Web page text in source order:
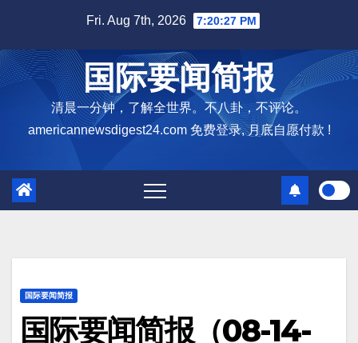
content
Fri. Aug 7th, 2026 7:20:28 PM
国际要闻简报
清晨一分钟，了解全世界。不八卦，不评论。
americannewsdigest24.com 免费登录, 月底自愿付款 !
国际要闻简报
国际要闻简报（08-14-